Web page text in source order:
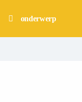
onderwerp